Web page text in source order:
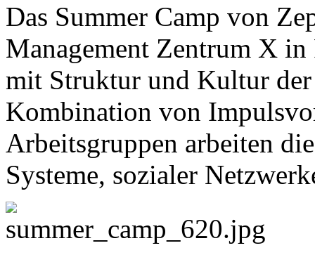
Das Summer Camp von
Management Zentrum X
mit Struktur und Kultur der
Kombination von
Arbeitsgruppen arbeiten
Systeme, sozialer